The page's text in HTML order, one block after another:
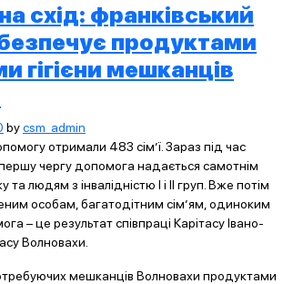
схід: франківський
продуктами
гігієни мешканців
bycsm_admin
отримали 483 сім’ї. Зараз під час
першу чергу допомога надається самотнім
та людям з інвалідністю І і ІІ груп. Вже потім
особам, багатодітним сім’ям, одиноким
– це результат співпраці Карітасу Івано-
Волновахи.
мешканців Волновахи продуктами